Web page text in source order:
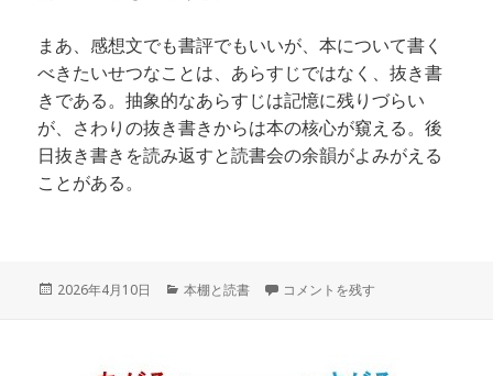
まあ、感想文でも書評でもいいが、本について書く
べきたいせつなことは、あらすじではなく、抜き書
きである。抽象的なあらすじは記憶に残りづらい
が、さわりの抜き書きからは本の核心が窺える。後
日抜き書きを読み返すと読書会の余韻がよみがえる
ことがある。
投
2026年4月10日
カ
本棚と読書 読書と感想文と書評 に
コメントを残す